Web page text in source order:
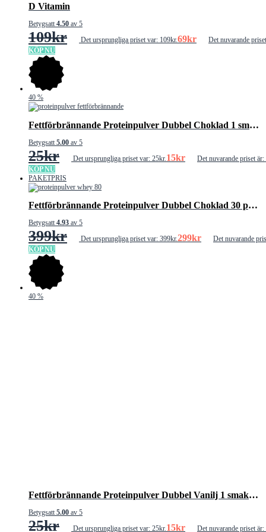
D Vitamin
Betygsatt4.50 av 5
109kr Det ursprungliga priset var: 109kr.69kr
Det nuvarande
KÖP NU
40 %
Fettförbrännande Proteinpulver Dubbel Choklad 1 smakprov
Betygsatt5.00 av 5
25kr Det ursprungliga priset var: 25kr.15kr
Det nuvarande priset är:
KÖP NU
PAKETPRIS
Fettförbrännande Proteinpulver Dubbel Choklad 30 portioner
Betygsatt4.93 av 5
399kr Det ursprungliga priset var: 399kr.299kr
Det nuvarande
KÖP NU
40 %
Fettförbrännande Proteinpulver Dubbel Vanilj 1 smakprov
Betygsatt5.00 av 5
25kr Det ursprungliga priset var: 25kr.15kr Det nuvarande priset är: